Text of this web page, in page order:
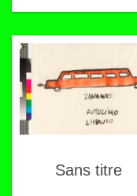
Sans titre